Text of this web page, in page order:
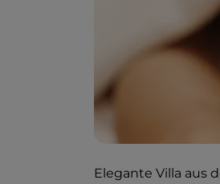
Elegante Villa aus